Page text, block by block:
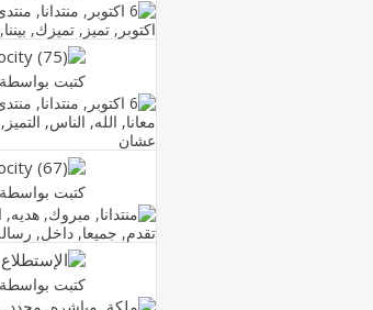
كتبت بواسطة
كتبت بواسطة
كتبت بواسطة